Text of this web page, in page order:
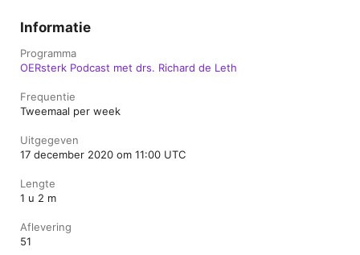
Informatie
Programma
OERsterk Podcast met drs. Richard de Leth
Frequentie
Tweemaal per week
Uitgegeven
17 december 2020 om 11:00 UTC
Lengte
1 u 2 m
Aflevering
51